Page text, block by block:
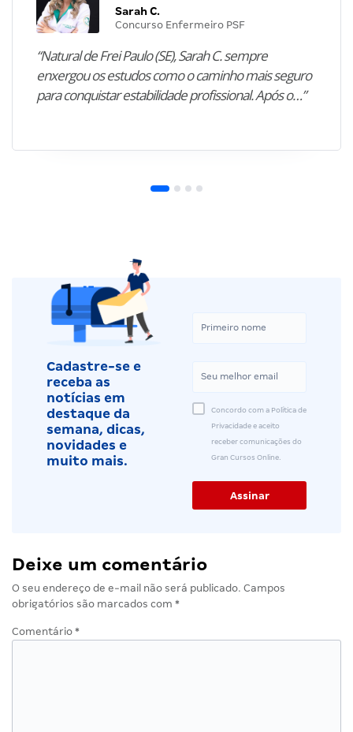
Sarah C.
Concurso Enfermeiro PSF
“Natural de Frei Paulo (SE), Sarah C. sempre
enxergou os estudos como o caminho mais seguro
para conquistar estabilidade profissional. Após o…”
Cadastre-se e
receba as
notícias em
destaque da
semana, dicas,
novidades e
muito mais.
Concordo com a Política de
Privacidade e aceito
receber comunicações do
Gran Cursos Online.
Deixe um comentário
O seu endereço de e-mail não será publicado. Campos
obrigatórios são marcados com *
Comentário *